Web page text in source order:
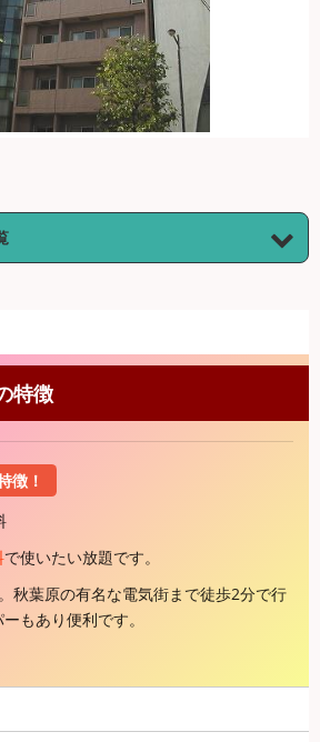
特徴
徴！
で使いたい放題です。
秋葉原の有名な電気街まで徒歩2分で行
もあり便利です。